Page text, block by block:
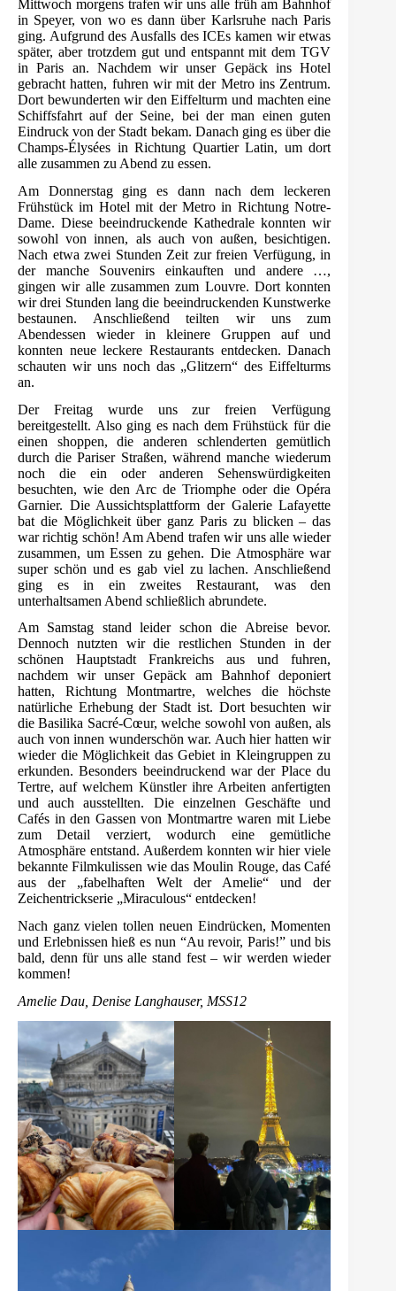
Mittwoch morgens trafen wir uns alle früh am Bahnhof
in Speyer, von wo es dann über Karlsruhe nach Paris
ging. Aufgrund des Ausfalls des ICEs kamen wir etwas
später, aber trotzdem gut und entspannt mit dem TGV
in Paris an. Nachdem wir unser Gepäck ins Hotel
gebracht hatten, fuhren wir mit der Metro ins Zentrum.
Dort bewunderten wir den Eiffelturm und machten eine
Schiffsfahrt auf der Seine, bei der man einen guten
Eindruck von der Stadt bekam. Danach ging es über die
Champs-Élysées in Richtung Quartier Latin, um dort
alle zusammen zu Abend zu essen.
Am Donnerstag ging es dann nach dem leckeren
Frühstück im Hotel mit der Metro in Richtung Notre-
Dame. Diese beeindruckende Kathedrale konnten wir
sowohl von innen, als auch von außen, besichtigen.
Nach etwa zwei Stunden Zeit zur freien Verfügung, in
der manche Souvenirs einkauften und andere …,
gingen wir alle zusammen zum Louvre. Dort konnten
wir drei Stunden lang die beeindruckenden Kunstwerke
bestaunen. Anschließend teilten wir uns zum
Abendessen wieder in kleinere Gruppen auf und
konnten neue leckere Restaurants entdecken. Danach
schauten wir uns noch das „Glitzern“ des Eiffelturms
an.
Der Freitag wurde uns zur freien Verfügung
bereitgestellt. Also ging es nach dem Frühstück für die
einen shoppen, die anderen schlenderten gemütlich
durch die Pariser Straßen, während manche wiederum
noch die ein oder anderen Sehenswürdigkeiten
besuchten, wie den Arc de Triomphe oder die Opéra
Garnier. Die Aussichtsplattform der Galerie Lafayette
bat die Möglichkeit über ganz Paris zu blicken – das
war richtig schön! Am Abend trafen wir uns alle wieder
zusammen, um Essen zu gehen. Die Atmosphäre war
super schön und es gab viel zu lachen. Anschließend
ging es in ein zweites Restaurant, was den
unterhaltsamen Abend schließlich abrundete.
Am Samstag stand leider schon die Abreise bevor.
Dennoch nutzten wir die restlichen Stunden in der
schönen Hauptstadt Frankreichs aus und fuhren,
nachdem wir unser Gepäck am Bahnhof deponiert
hatten, Richtung Montmartre, welches die höchste
natürliche Erhebung der Stadt ist. Dort besuchten wir
die Basilika Sacré-Cœur, welche sowohl von außen, als
auch von innen wunderschön war. Auch hier hatten wir
wieder die Möglichkeit das Gebiet in Kleingruppen zu
erkunden. Besonders beeindruckend war der Place du
Tertre, auf welchem Künstler ihre Arbeiten anfertigten
und auch ausstellten. Die einzelnen Geschäfte und
Cafés in den Gassen von Montmartre waren mit Liebe
zum Detail verziert, wodurch eine gemütliche
Atmosphäre entstand. Außerdem konnten wir hier viele
bekannte Filmkulissen wie das Moulin Rouge, das Café
aus der „fabelhaften Welt der Amelie“ und der
Zeichentrickserie „Miraculous“ entdecken!
Nach ganz vielen tollen neuen Eindrücken, Momenten
und Erlebnissen hieß es nun “Au revoir, Paris!” und bis
bald, denn für uns alle stand fest – wir werden wieder
kommen!
Amelie Dau, Denise Langhauser, MSS12